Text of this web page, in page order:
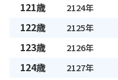
121歳 2124年
122歳 2125年
123歳 2126年
124歳 2127年